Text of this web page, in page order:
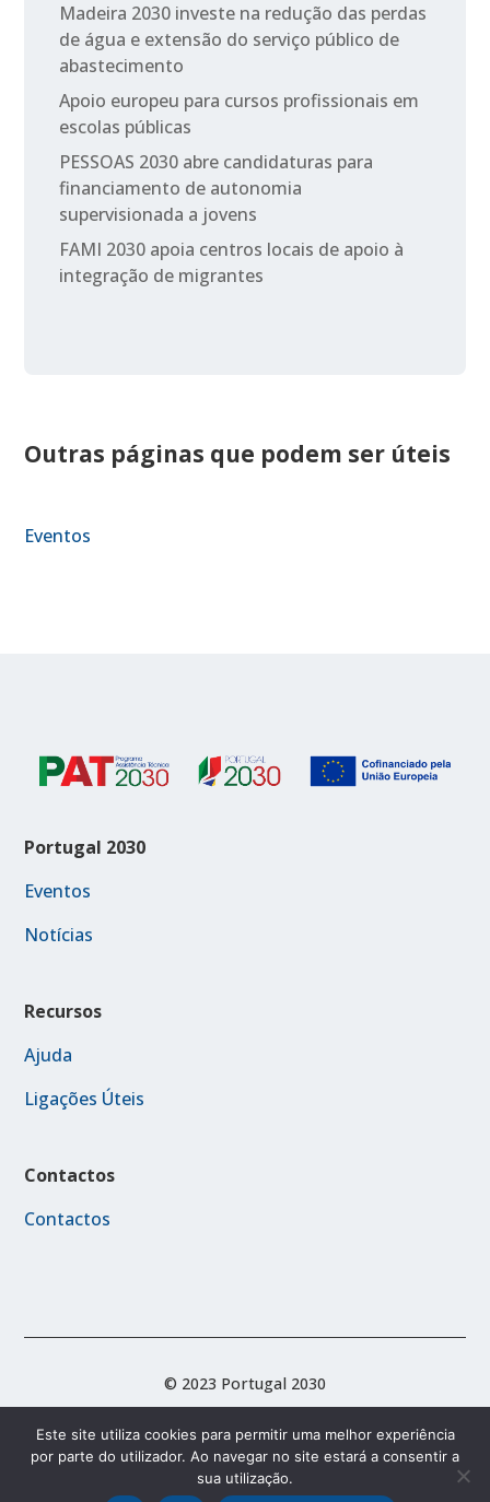
Madeira 2030 investe na redução das perdas
de água e extensão do serviço público de
abastecimento
Apoio europeu para cursos profissionais em
escolas públicas
PESSOAS 2030 abre candidaturas para
financiamento de autonomia
supervisionada a jovens
FAMI 2030 apoia centros locais de apoio à
integração de migrantes
Outras páginas que podem ser úteis
Eventos
Portugal 2030
Eventos
Notícias
Recursos
Ajuda
Ligações Úteis
Contactos
Contactos
© 2023 Portugal 2030
Acessibilidade
Política de Privacidade
Termos e Condições
Este site utiliza cookies para permitir uma melhor experiência
por parte do utilizador. Ao navegar no site estará a consentir a
sua utilização.